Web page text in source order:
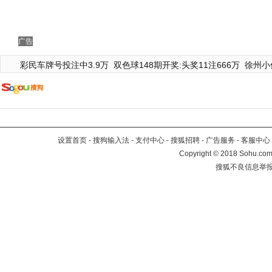
广告
彩民车牌号投注中3.9万 双色球148期开奖:头奖11注666万 徐州
设置首页 - 搜狗输入法 - 支付中心 - 搜狐招聘 - 广告服务 - 客服中心
Copyright©2018
搜狐不良信息举